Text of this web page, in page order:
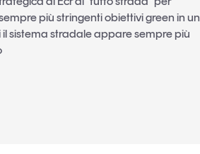
più stringenti obiettivi green in un
il sistema stradale appare sempre più